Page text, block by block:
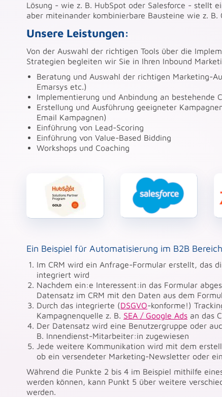
Lösung - wie z. B. HubSpot oder Salesforce - stellt
aber miteinander kombinierbare Bausteine wie z. B.
Unsere Leistungen:
Von der Auswahl der richtigen Tools über die
Strategien begleiten wir Sie in Ihren Inbound
Beratung und Auswahl der richtigen Marketing-
Emarsys etc.)
Implementierung und Anbindung an bestehende
Erstellung und Ausführung geeigneter
Email Kampagnen)
Einführung von Lead-Scoring
Einführung von Value-Based Bidding
Workshops und Coaching
Ein Beispiel für Automatisierung im B2B
Im CRM wird ein Anfrage-Formular erstellt, das
integriert wird
Nachdem ein:e Interessent:in das Formular
Datensatz im CRM mit den Daten aus dem
Durch das integrierte (DSGVO-konforme!)
Kampagnenquelle z. B. SEA / Google Ads an das
Der Datensatz wird eine Benutzergruppe oder
B. Innendienst-Mitarbeiter:in zugewiesen
Jede weitere Kommunikation wird mit dem
ob ein versendeter Marketing-Newsletter oder
Während die Punkte 2 bis 4 im Beispiel mithilfe
werden können, kann Punkt 5 über weitere
werden.